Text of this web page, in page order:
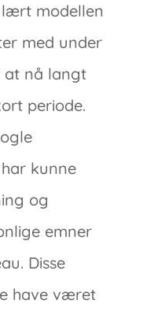
modellen
med under
nå langt
periode.
kunne
og
emner
Disse
have været